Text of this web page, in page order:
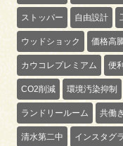
ストッパー 自由設計
ウッドショック 価格高
カウコレプレミアム 便
CO2削減 環境汚染抑制
ランドリールーム 共働き
清水第二中 インスタグ